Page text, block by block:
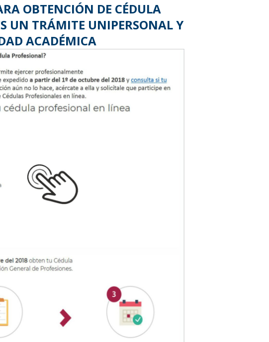
OBTENCIÓN DE CÉDULA
UN TRÁMITE UNIPERSONAL Y
ACADÉMICA